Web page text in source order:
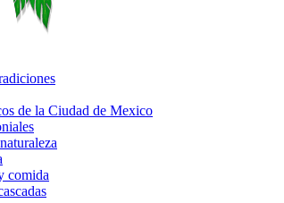
de la Ciudad de Mexico
comida